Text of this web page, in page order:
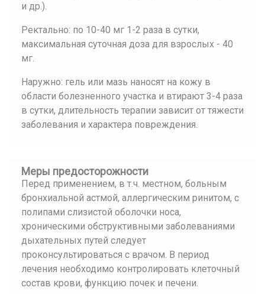
и др.).
Ректально: по 10-40 мг 1-2 раза в сутки,
максимальная суточная доза для взрослых - 40
мг.
Наружно: гель или мазь наносят на кожу в
области болезненного участка и втирают 3-4 раза
в сутки, длительность терапии зависит от тяжести
заболевания и характера повреждения.
Меры предосторожности
Перед применением, в т.ч. местном, больным
бронхиальной астмой, аллергическим ринитом, с
полипами слизистой оболочки носа,
хроническими обструктивными заболеваниями
дыхательных путей следует
проконсультироваться с врачом. В период
лечения необходимо контролировать клеточный
состав крови, функцию почек и печени.